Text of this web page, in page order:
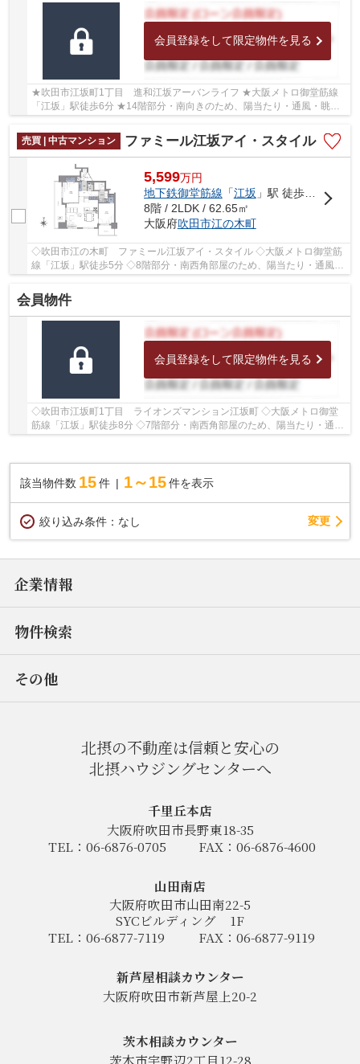
会員登録をして限定物件を見る
★吹田市江坂町1丁目 進和江坂アーバンライフ ★大阪メトロ御堂筋線
「江坂」駅徒歩6分 ★14階部分・南向きのため、陽当たり・通風・眺望
売買 | 中古マンション
ファミール江坂アイ・スタイル
5,599万円
地下鉄御堂筋線 「江坂 」駅 徒歩5分
8階 / 2LDK / 62.65㎡
大阪府吹田市江の木町
◇吹田市江の木町 ファミール江坂アイ・スタイル ◇大阪メトロ御堂筋
線「江坂」駅徒歩5分 ◇8階部分・南西角部屋のため、陽当たり・通風・
会員物件
会員登録をして限定物件を見る
◇吹田市江坂町1丁目 ライオンズマンション江坂町 ◇大阪メトロ御堂
筋線「江坂」駅徒歩8分 ◇7階部分・南西角部屋のため、陽当たり・通
風・眺望良好♪ ◇専有面積103.99㎡の3LDK ◇2026年6...
該当物件数 15件 1～15 件を表示
絞り込み条件： なし 変更
企業情報
物件検索
その他
北摂の不動産は信頼と安心の
北摂ハウジングセンターへ
千里丘本店
大阪府吹田市長野東18-35
TEL：06-6876-0705
FAX：06-6876-4600
山田南店
大阪府吹田市山田南22-5
SYCビルディング
1F
TEL：06-6877-7119
FAX：06-6877-9119
新芦屋相談カウンター
大阪府吹田市新芦屋上20-2
茨木相談カウンター
茨木市宇野辺2丁目12-28